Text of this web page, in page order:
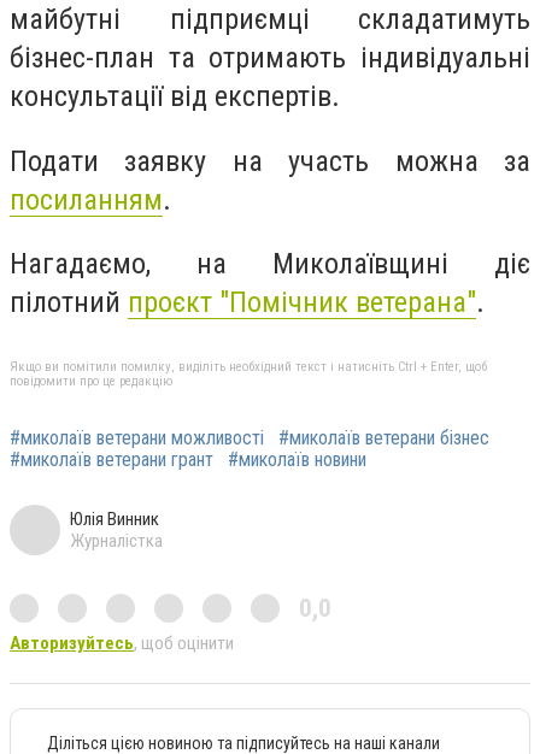
майбутні підприємці складатимуть
бізнес-план та отримають індивідуальні
консультації від експертів.
Подати заявку на участь можна за
посиланням.
Нагадаємо, на Миколаївщині діє
пілотний проєкт "Помічник ветерана".
Якщо ви помітили помилку, виділіть необхідний текст і натисніть Ctrl + Enter, щоб
повідомити про це редакцію
#миколаїв ветерани можливості
#миколаїв ветерани бізнес
#миколаїв ветерани грант
#миколаїв новини
Юлія Винник
Журналістка
0,0
Авторизуйтесь, щоб оцінити
Діліться цією новиною та підписуйтесь на наші канали